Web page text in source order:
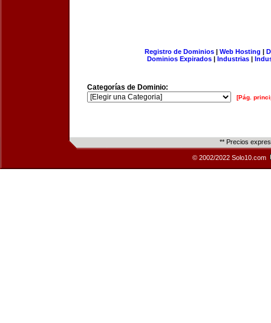
Registro de Dominios| Web Hosting |
Dominios Expirados | Industrias |
Categorías de Dominio:
[Pág.
** Precios
© 2002/2022 Solo10.com